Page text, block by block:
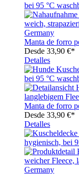
Manta de forro
Desde 33,90 €*
Detalles
Manta de forro
Desde 33,90 €*
Detalles